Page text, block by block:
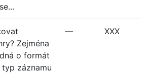
Zejména
o formát
typ záznamu
— XXX